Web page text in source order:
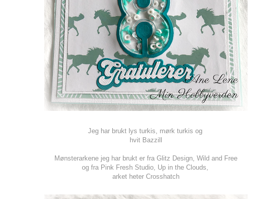
Jeg har brukt lys turkis, mørk turkis og
hvit Bazzill
Mønsterarkene jeg har brukt er fra Glitz Design, Wild and Free
og fra Pink Fresh Studio, Up in the Clouds,
arket heter Crosshatch